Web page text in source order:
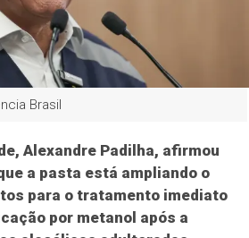
Brasil
Alexandre Padilha, afirmou
a pasta está ampliando o
para o tratamento imediato
por metanol após a